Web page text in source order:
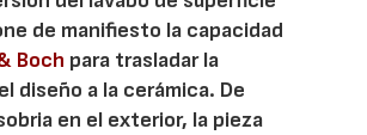
de manifiesto la capacidad
Boch para trasladar la
diseño a la cerámica. De
en el exterior, la pieza